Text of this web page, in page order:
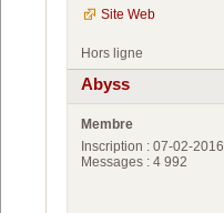
Site Web
Hors ligne
Abyss
Membre
Inscription : 07-02-2016
Messages : 4 992